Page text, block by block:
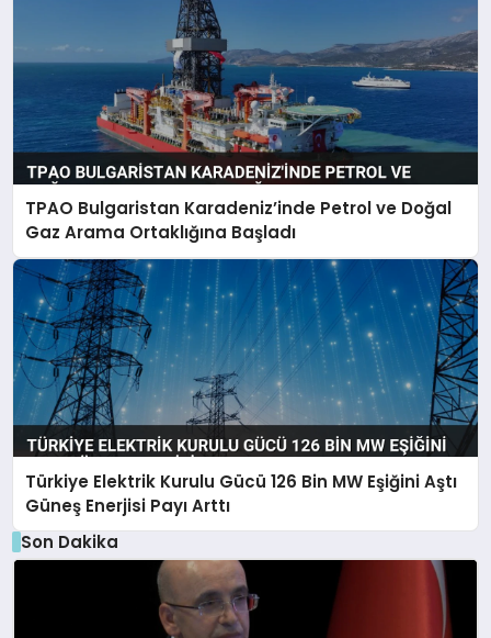
TPAO Bulgaristan Karadeniz’inde Petrol ve Doğal
Gaz Arama Ortaklığına Başladı
Türkiye Elektrik Kurulu Gücü 126 Bin MW Eşiğini Aştı
Güneş Enerjisi Payı Arttı
Son Dakika